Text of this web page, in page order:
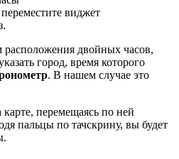
виджет
двойных часов,
город, время которого
. В нашем случае это
перемещаясь по ней
пальцы по тачскрину, вы будет